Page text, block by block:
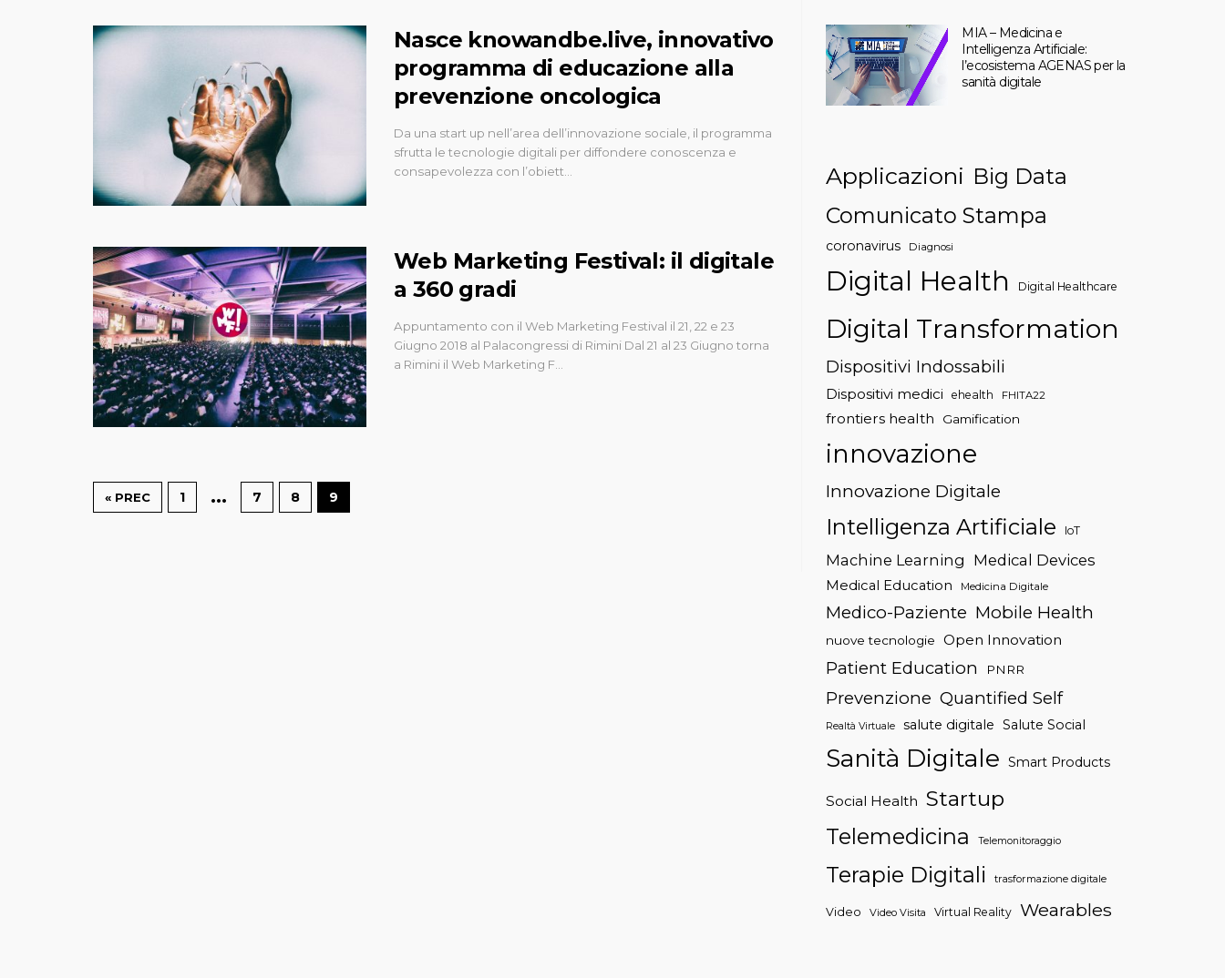
Nasce knowandbe.live, innovativo
programma di educazione alla
prevenzione oncologica
Da una start up nell’area dell’innovazione sociale, il programma
sfrutta le tecnologie digitali per diffondere conoscenza e
consapevolezza con l’obiett…
Web Marketing Festival: il digitale
a 360 gradi
Appuntamento con il Web Marketing Festival il 21, 22 e 23
Giugno 2018 al Palacongressi di Rimini Dal 21 al 23 Giugno torna
a Rimini il Web Marketing F…
« PREC 1 … 7 8 9
MIA – Medicina e
Intelligenza Artificiale:
l’ecosistema AGENAS per la
sanità digitale
Applicazioni Big Data
Comunicato Stampa
coronavirus Diagnosi
Digital Health Digital Healthcare
Digital Transformation
Dispositivi Indossabili
Dispositivi medici ehealth FHITA22
frontiers health Gamification
innovazione
Innovazione Digitale
Intelligenza Artificiale IoT
Machine Learning Medical Devices
Medical Education Medicina Digitale
Medico-Paziente Mobile Health
nuove tecnologie Open Innovation
Patient Education PNRR
Prevenzione Quantified Self
Realtà Virtuale salute digitale Salute Social
Sanità Digitale Smart Products
Social Health Startup
Telemedicina Telemonitoraggio
Terapie Digitali trasformazione digitale
Video Video Visita Virtual Reality Wearables